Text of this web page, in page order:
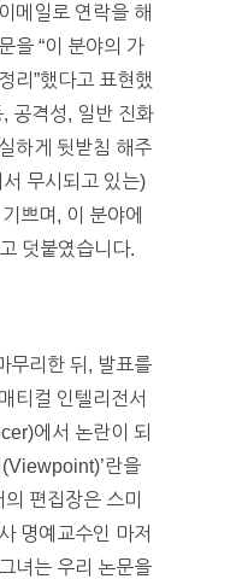
메일로 연락을 해
을 “이 분야의 가
리”했다고 표현했
공격성, 일반 진화
하게 뒷받침 해주
무시되고 있는)
쁘며, 이 분야에
덧붙였습니다.
무리한 뒤, 발표를
티컬 인텔리전서
에서 논란이 되
(Viewpoint)’란을
편집장은 스미
명예교수인 마저
녀는 우리 논문을